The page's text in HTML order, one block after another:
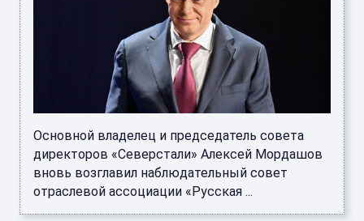
Основной владелец и председатель совета
директоров «Северстали» Алексей Мордашов
вновь возглавил наблюдательный совет
отраслевой ассоциации «Русская ...